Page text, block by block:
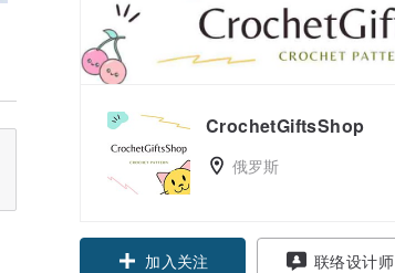
CrochetGiftsShop
俄罗斯
加入关注 联络设计师